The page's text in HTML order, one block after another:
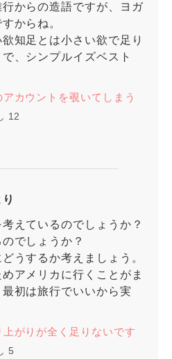
からの造語ですが、ヨガ
からね。
知足とは小さい欲で足り
、シンプルイズベスト
カウントを覗いてしまう
12
えているのでしょうか？
でしょうか？
うするか考えましょう。
アメリカに行くことがま
初は旅行でいいから実
がりが全く足りないです
5